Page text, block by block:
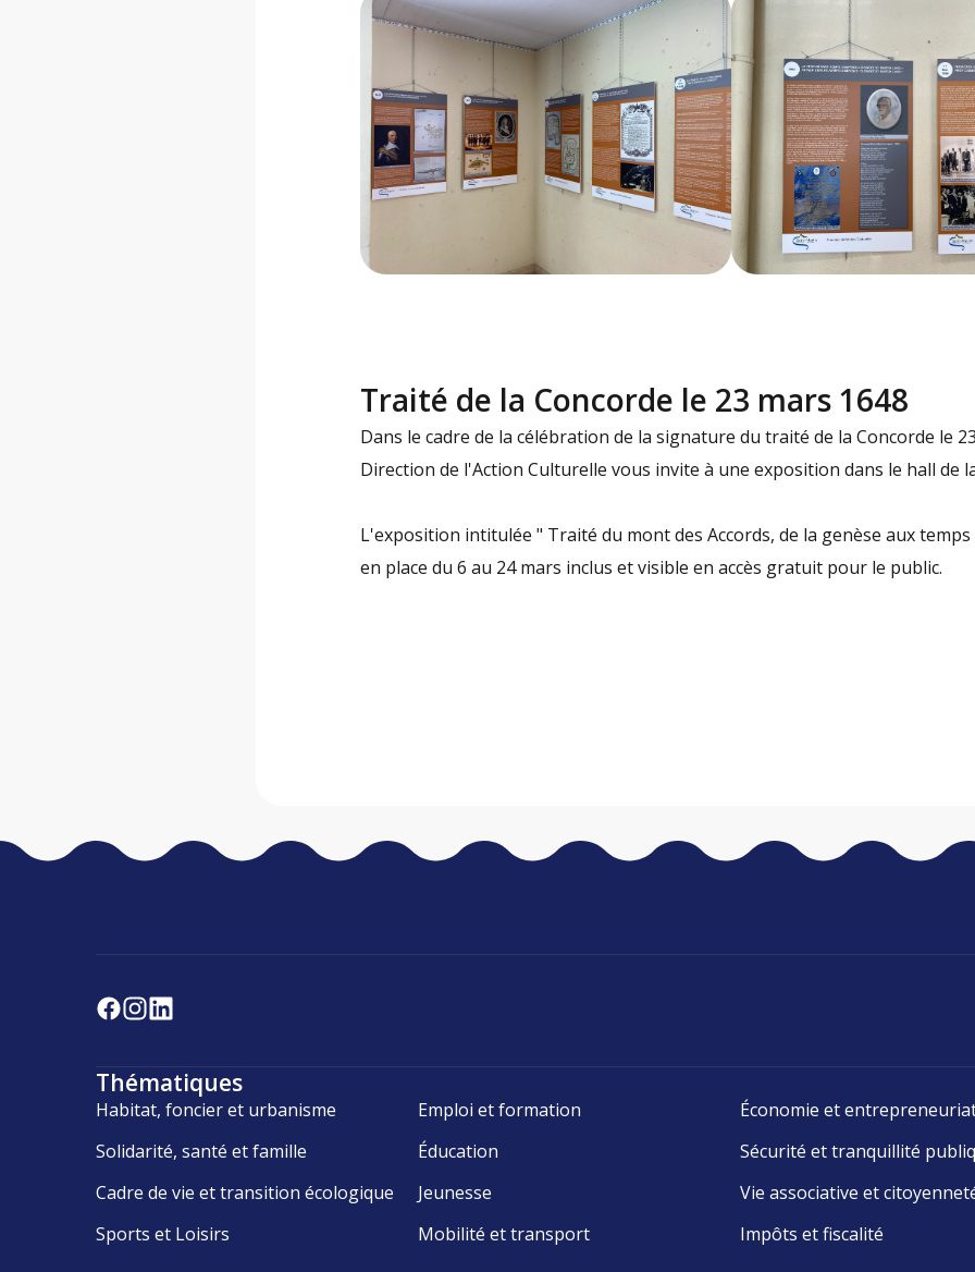
Traité de la Concorde le 23 mars 1648
Dans le cadre de la célébration de la signature du traité de la Concorde le
Direction de l'Action Culturelle vous invite à une exposition dans le hall de
L'exposition intitulée " Traité du mont des Accords, de la genèse aux
en place du 6 au 24 mars inclus et visible en accès gratuit pour le public.
Thématiques
Habitat, foncier et urbanisme Emploi et formation
Économie et
Solidarité, santé et famille
Éducation
Sécurité et tranquillité
Cadre de vie et transition écologique
Jeunesse
Vie associative et
Sports et Loisirs
Mobilité et transport Impôts et fiscalité